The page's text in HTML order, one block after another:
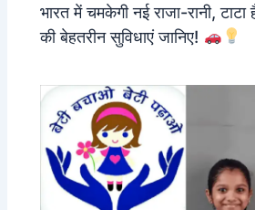
भारत में चमकेगी नई राजा-रानी,
की बेहतरीन सुविधाएं जानिए!